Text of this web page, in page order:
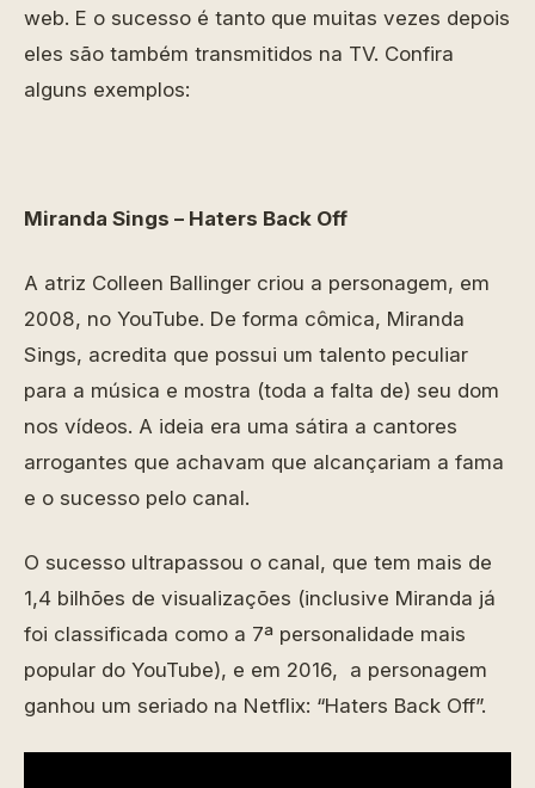
web. E o sucesso é tanto que muitas vezes depois
eles são também transmitidos na TV. Confira
alguns exemplos:
Miranda Sings – Haters Back Off
A atriz Colleen Ballinger criou a personagem, em
2008, no YouTube. De forma cômica, Miranda
Sings, acredita que possui um talento peculiar
para a música e mostra (toda a falta de) seu dom
nos vídeos. A ideia era uma sátira a cantores
arrogantes que achavam que alcançariam a fama
e o sucesso pelo canal.
O sucesso ultrapassou o canal, que tem mais de
1,4 bilhões de visualizações (inclusive Miranda já
foi classificada como a 7ª personalidade mais
popular do YouTube), e em 2016, a personagem
ganhou um seriado na Netflix: “Haters Back Off”.